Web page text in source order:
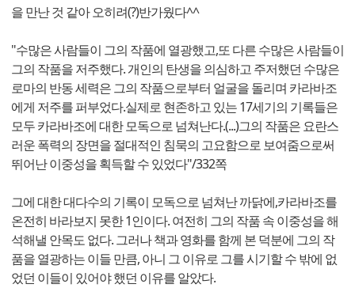
을 만난 것 같아 오히려(?)반가웠다^^
"수많은 사람들이 그의 작품에 열광했고,또 다른 수많은 사람들이
그의 작품을 저주했다. 개인의 탄생을 의심하고 주저했던 수많은
로마의 반동 세력은 그의 작품으로부터 얼굴을 돌리며 카라바조
에게 저주를 퍼부었다.실제로 현존하고 있는 17세기의 기록들은
모두 카라바조에 대한 모독으로 넘쳐난다.(...)그의 작품은 요란스
러운 폭력의 장면을 절대적인 침묵의 고요함으로 보여줌으로써
뛰어난 이중성을 획득할 수 있었다"/332쪽
그에 대한 대다수의 기록이 모독으로 넘쳐난 까닭에,카라바조를
온전히 바라보지 못한 1인이다. 여전히 그의 작품 속 이중성을 해
석해낼 안목도 없다. 그러나 책과 영화를 함께 본 덕분에 그의 작
품을 열광하는 이들 만큼, 아니 그 이유로 그를 시기할 수 밖에 없
었던 이들이 있어야 했던 이유를 알았다.